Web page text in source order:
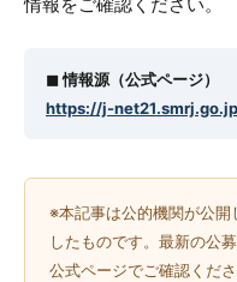
◼︎ 情報源（公式ページ）
https://j-
※本記事は公的機関が公
したものです。最新の公
公式ページでご確認くださ